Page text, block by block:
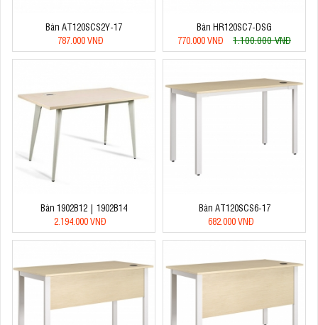
Bàn AT120SCS2Y-17
787.000 VNĐ
Bàn HR120SC7-DSG
770.000 VNĐ
1.100.000 VNĐ
Bàn 1902B12 | 1902B14
2.194.000 VNĐ
Bàn AT120SCS6-17
682.000 VNĐ